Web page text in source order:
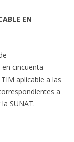
EN
cincuenta
aplicable a las
a
SUNAT.